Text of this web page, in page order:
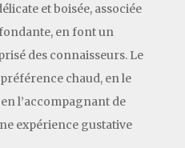
et boisée, associée
en font un
des connaisseurs. Le
chaud, en le
l’accompagnant de
expérience gustative